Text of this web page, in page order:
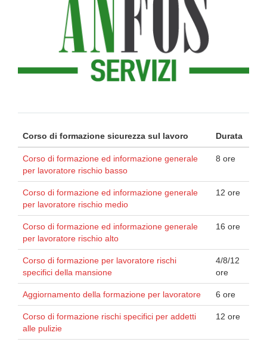
Corso di formazione sicurezza sul lavoro Durata
Corso di formazione ed informazione generale
per lavoratore rischio basso
8 ore
Corso di formazione ed informazione generale
per lavoratore rischio medio
12 ore
Corso di formazione ed informazione generale
per lavoratore rischio alto
16 ore
Corso di formazione per lavoratore rischi
specifici della mansione
4/8/12
ore
Aggiornamento della formazione per lavoratore 6 ore
Corso di formazione rischi specifici per addetti
alle pulizie
12 ore